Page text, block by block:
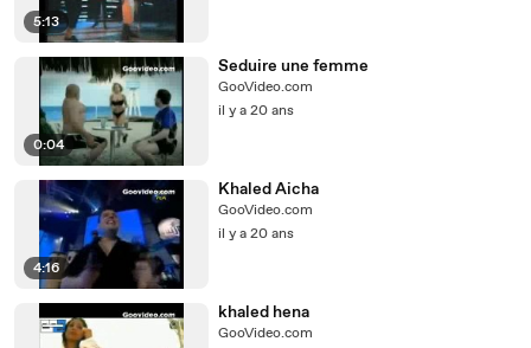
5:13
0:04
Seduire une femme
GooVideo.com
il y a 20 ans
4:16
Khaled Aicha
GooVideo.com
il y a 20 ans
khaled hena
GooVideo.com